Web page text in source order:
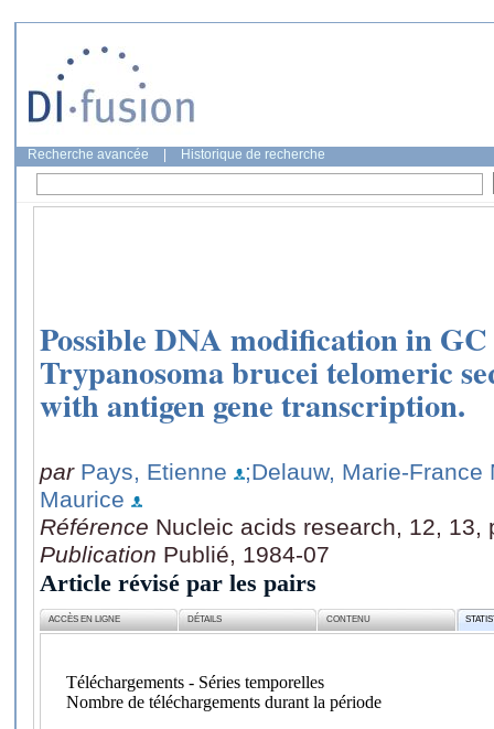
Recherche avancée Historique de recherche
Possible DNA modification in
Trypanosoma brucei telomeric
with antigen gene transcription.
par Pays, Etienne
;Delauw, Marie-France
Maurice
Référence Nucleic acids research, 12, 13,
Publication Publié, 1984-07
Article révisé par les pairs
ACCÈS EN LIGNE DÉTAILS CONTENU